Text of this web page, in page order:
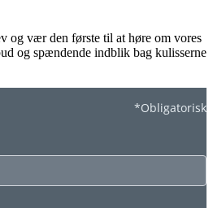
og vær den første til at høre om vores
og spændende indblik bag kulisserne
*Obligatorisk